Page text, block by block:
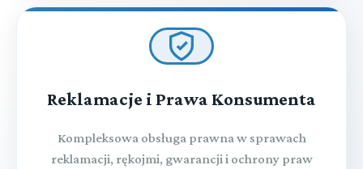
Reklamacje i Prawa Konsumenta
Kompleksowa obsługa prawna w sprawach
reklamacji, rękojmi, gwarancji i ochrony praw